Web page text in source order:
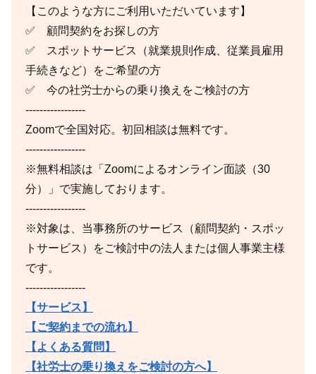
【このような方にご利用いただいています】
✅ 顧問契約をお探しの方
✅ スポットサービス（就業規則作成、従業員雇用
手続きなど）をご希望の方
✅ 今の社労士からの乗り換えをご検討の方
-----------------
Zoomで全国対応。初回相談は無料です。
-----------------
※無料相談は「Zoomによるオンライン面談（30
分）」で実施しております。
-----------------
※対象は、当事務所のサービス（顧問契約・スポッ
トサービス）をご検討中の法人または個人事業主様
です。
-----------------
【サービス】
【ご契約までの流れ】
【よくある質問】
【社労士の乗り換えをご検討の方へ】